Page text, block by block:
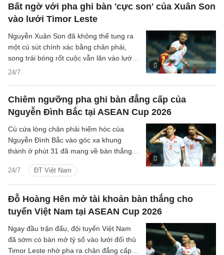
Bất ngờ với pha ghi bàn 'cực son' của Xuân Son
vào lưới Timor Leste
24/7
Nguyễn Xuân Son đã không thể tung ra
một cú sút chính xác bằng chân phải,
song trái bóng rốt cuộc vẫn lăn vào lưới
nhờ cái chân trái của tiền đạo này.
Chiêm ngưỡng pha ghi bàn đẳng cấp của
Nguyễn Đình Bắc tại ASEAN Cup 2026
24/7 ĐT Việt Nam
Cú cứa lòng chân phải hiểm hóc của
Nguyễn Đình Bắc vào góc xa khung
thành ở phút 31 đã mang về bàn thắng
Timor Leste.
Đỗ Hoàng Hên mở tài khoản bàn thắng cho
tuyển Việt Nam tại ASEAN Cup 2026
Ngay đầu trận đấu, đội tuyển Việt Nam
đã sớm có bàn mở tỷ số vào lưới đối thủ
Timor Leste nhờ pha ra chân đẳng cấp